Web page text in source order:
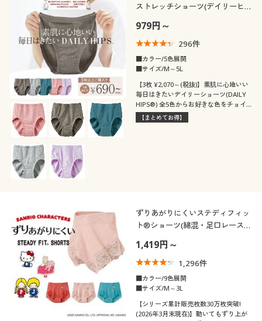
ストレッチショーツ(デイリーヒッ
979円～
296件
■カラー/5色展開
■サイズ/M～5L
【3枚 ¥2,070～(税抜)】素肌に心地いい
毎日はきたいデイリーショーツ(DAILY
HIPS®) 全5色からお好きな色をチョイ
ス!3枚以上でお得にご購入いただけま
す。人気のオーガニックコットン混ショ
【まとめてお得】
ずりあがりにくいステディフィッ
ト®ショーツ(綿混・足口レース・
1,419円～
1,296件
■カラー/9色展開
■サイズ/M～3L
【シリーズ累計販売枚数30万枚突破!
(2026年3月末現在)】動いてもずり上が